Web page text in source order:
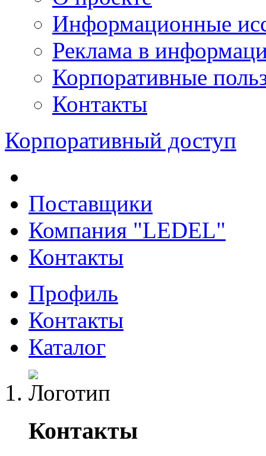
Информационные
Реклама в
Корпоративные
Контакты
Корпоративный доступ
Поставщики
Компания "LEDEL"
Контакты
Профиль
Контакты
Каталог
Контакты